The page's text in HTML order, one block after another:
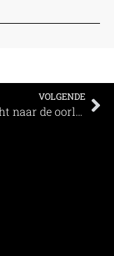
VOLGENDE
Zoektocht naar de oorlogsslachtoffers van het Nederlandse tennis